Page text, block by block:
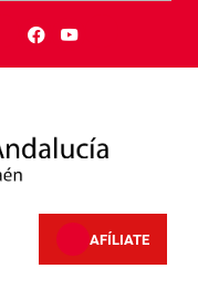
AFÍLIATE